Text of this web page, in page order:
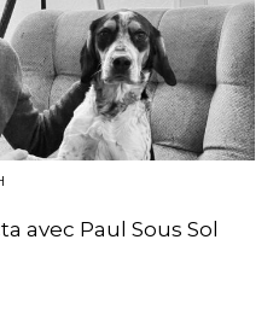
avec Paul Sous Sol